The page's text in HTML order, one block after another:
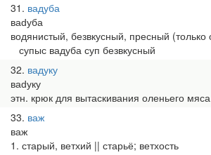
31 вадуба
ваԁуба
водянистый, безвкусный, пресный
супыс вадуба суп безвкусный
32 вадуку
ваԁуку
этн. крюк для вытаскивания оленьего
33 важ
важ
1. старый, ветхий || старьё; ветхость